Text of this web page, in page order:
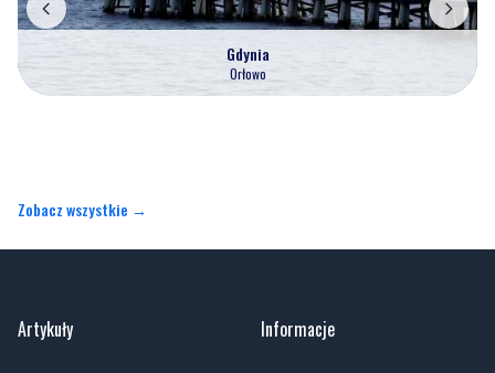
Gdynia
Orłowo
Zobacz wszystkie →
Artykuły Informacje